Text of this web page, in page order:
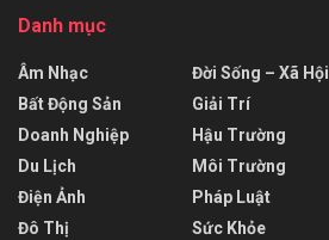
Danh mục
Âm Nhạc
Bất Động Sản
Doanh Nghiệp
Du Lịch
Điện Ảnh
Đô Thị
Đời Sống – Xã Hội
Giải Trí
Hậu Trường
Môi Trường
Pháp Luật
Sức Khỏe